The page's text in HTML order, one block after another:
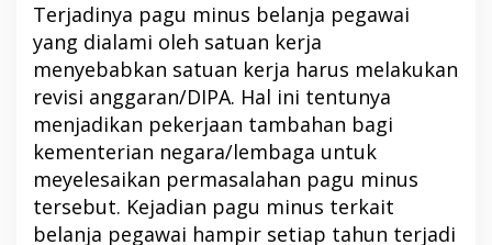
Terjadinya pagu minus belanja pegawai
yang dialami oleh satuan kerja
menyebabkan satuan kerja harus melakukan
revisi anggaran/DIPA. Hal ini tentunya
menjadikan pekerjaan tambahan bagi
kementerian negara/lembaga untuk
meyelesaikan permasalahan pagu minus
tersebut. Kejadian pagu minus terkait
belanja pegawai hampir setiap tahun terjadi